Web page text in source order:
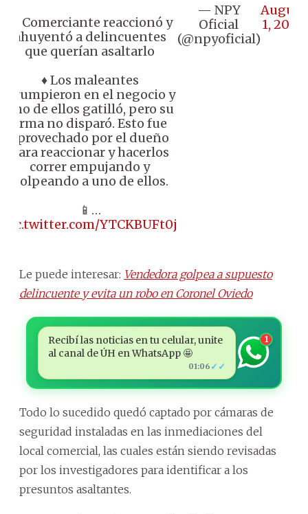
📌 Comerciante reaccionó y
ahuyentó a delincuentes
que querían asaltarlo
♦️ Los maleantes
irrumpieron en el negocio y
uno de ellos gatilló, pero su
arma no disparó. Esto fue
aprovechado por el dueño
para reaccionar y hacerlos
correr empujando y
golpeando a uno de ellos.
📱…
pic.twitter.com/YTCKBUFt0j
— NPY
Oficial
(@npyoficial)
August
1, 2024
Le puede interesar: Vendedora golpea a supuesto
delincuente y evita un robo en Coronel Oviedo
Recibí las noticias en tu celular, unite
al canal de ÚH en WhatsApp 🤩
01:06 ✓✓
1
Todo lo sucedido quedó captado por cámaras de
seguridad instaladas en las inmediaciones del
local comercial, las cuales están siendo revisadas
por los investigadores para identificar a los
presuntos asaltantes.